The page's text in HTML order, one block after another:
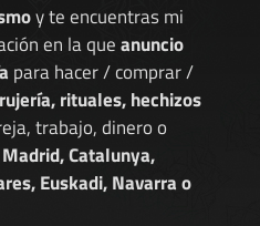
y te encuentras mi
en la queanuncio
para hacer / comprar /
rituales, hechizos
trabajo, dinero o
Catalunya,
Euskadi, Navarra o